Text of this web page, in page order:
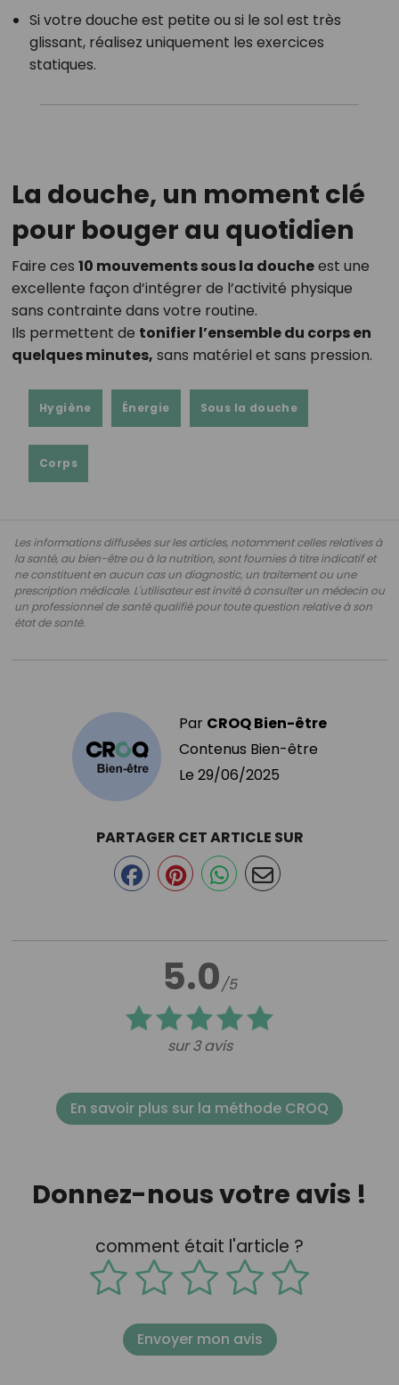
Si votre douche est petite ou si le sol est très
glissant, réalisez uniquement les exercices
statiques.
La douche, un moment clé
pour bouger au quotidien
Faire ces 10 mouvements sous la doucheest une
excellente façon d’intégrer de l’activité physique
sans contrainte dans votre routine.
Ils permettent de tonifier l’ensemble du corps en
quelques minutes, sans matériel et sans pression.
Hygiène Énergie Sous la douche
Corps
Les informations diffusées sur les articles, notamment celles relatives à
la santé, au bien-être ou à la nutrition, sont fournies à titre indicatif et
ne constituent en aucun cas un diagnostic, un traitement ou une
prescription médicale. L'utilisateur est invité à consulter un médecin ou
un professionnel de santé qualifié pour toute question relative à son
état de santé.
Par CROQ Bien-être
Contenus Bien-être
Le 29/06/2025
5.0/5
sur 3 avis
PARTAGER CET ARTICLE SUR
En savoir plus sur la méthode CROQ
Donnez-nous votre avis !
comment était l'article ?
Envoyer mon avis